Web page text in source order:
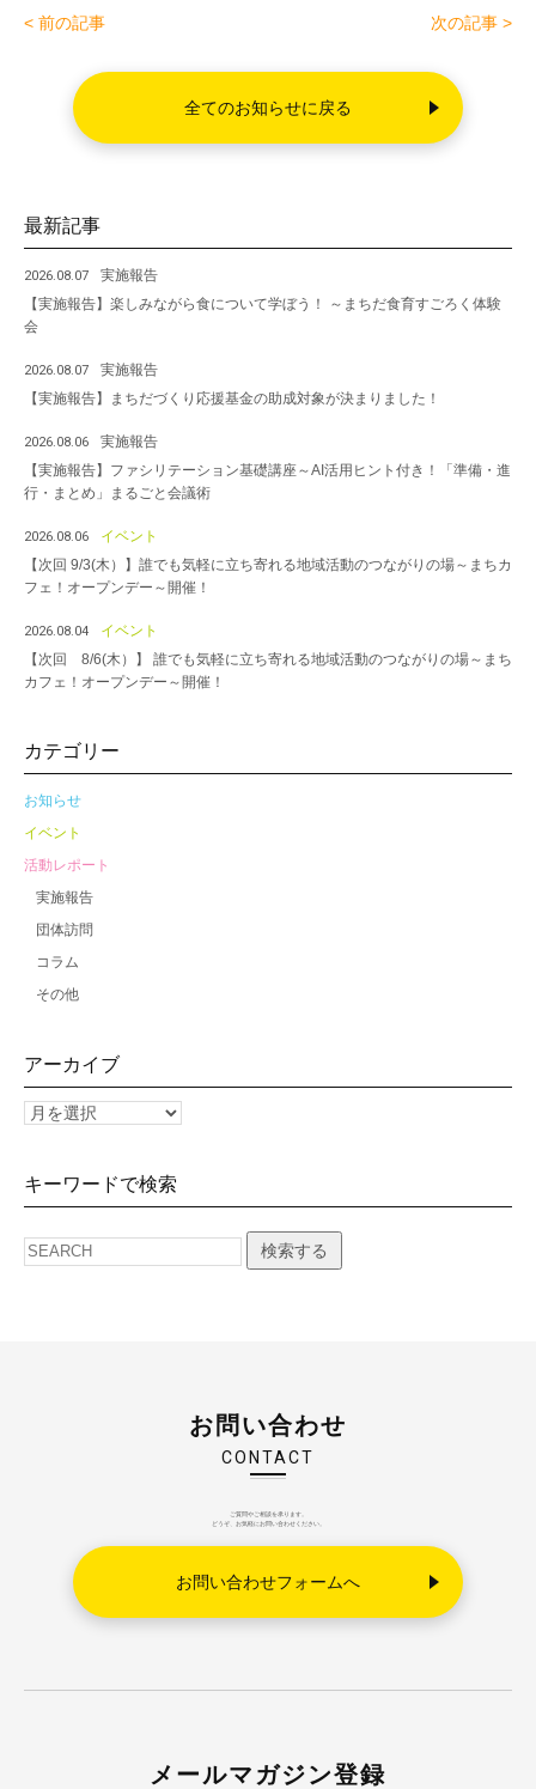
e
o
o
< 前の記事 次の記事 >
全てのお知らせに戻る
最新記事
2026.08.07
実施報告
【実施報告】楽しみながら食について学ぼう！ ～まちだ食育すごろく体験
会
2026.08.07
実施報告
【実施報告】まちだづくり応援基金の助成対象が決まりました！
2026.08.06
実施報告
【実施報告】ファシリテーション基礎講座～AI活用ヒント付き！「準備・進
行・まとめ」まるごと会議術
2026.08.06
イベント
【次回 9/3(木）】誰でも気軽に立ち寄れる地域活動のつながりの場～まちカ
フェ！オープンデー～開催！
2026.08.04
イベント
【次回 8/6(木）】 誰でも気軽に立ち寄れる地域活動のつながりの場～まち
カフェ！オープンデー～開催！
カテゴリー
お知らせ
イベント
活動レポート
実施報告
団体訪問
コラム
その他
アーカイブ
キーワードで検索
検索する
お問い合わせ
CONTACT
ご質問やご相談を承ります。
どうぞ、お気軽にお問い合わせください。
お問い合わせフォームへ
メールマガジン登録